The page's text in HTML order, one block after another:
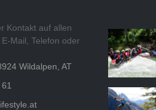
Kontakt auf allen
Mail, Telefon oder
Wildalpen, AT